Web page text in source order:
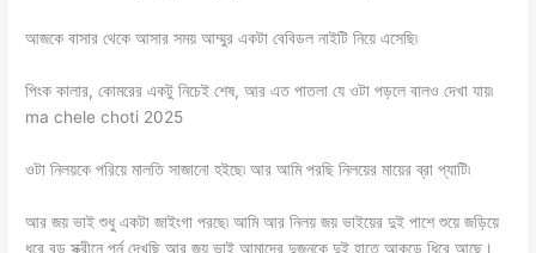
আজকে বাসার থেকে আসার সময় আম্মুর একটা বেবিডল নাইটি নিয়ে এসেছি৷
পিংক কালার, কোমরের একটু নিচেই শেষ, আর এত পাতলা যে ওটা পড়লে বালও দেখা যায়৷
ma chele choti 2025
ওটা নিলয়কে পরিয়ে মালতি সাজানো হইছে৷ আর আমি পরছি নিলয়ের মায়ের ব্রা প্যাটি৷
আর জয় ভাই শুধু একটা জাইংগা পরছে৷ আমি আর নিলয় জয় ভাইয়ের দুই পাশে শুয়ে জড়িয়ে
ধরে বড় স্ক্রীনে পর্ন দেখছি আর জয় ভাই আমাদের দুজনকে দুই হাতে আকড়ে ধিরে আছে।